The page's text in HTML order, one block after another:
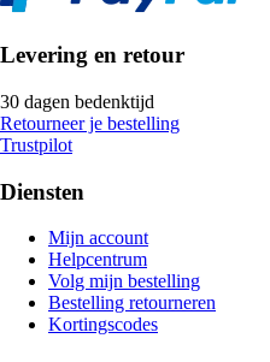
Levering en retour
30 dagen bedenktijd
Retourneer je bestelling
Trustpilot
Diensten
Mijn account
Helpcentrum
Volg mijn bestelling
Bestelling retourneren
Kortingscodes